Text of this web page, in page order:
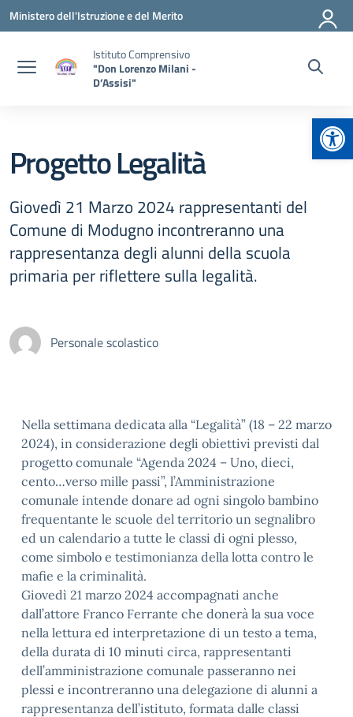
Vai ai contenuti
Vai al menu di navigazione
Vai al footer
Ministero dell'Istruzione e del Merito
Istituto Comprensivo
"Don Lorenzo Milani -
D’Assisi"
Progetto Legalità
Giovedì 21 Marzo 2024 rappresentanti del
Comune di Modugno incontreranno una
rappresentanza degli alunni della scuola
primaria per riflettere sulla legalità.
Personale scolastico
Nella settimana dedicata alla “Legalità” (18 – 22 marzo
2024), in considerazione degli obiettivi previsti dal
progetto comunale “Agenda 2024 – Uno, dieci,
cento…verso mille passi”, l’Amministrazione
comunale intende donare ad ogni singolo bambino
frequentante le scuole del territorio un segnalibro
ed un calendario a tutte le classi di ogni plesso,
come simbolo e testimonianza della lotta contro le
mafie e la criminalità.
Giovedì 21 marzo 2024 accompagnati anche
dall’attore Franco Ferrante che donerà la sua voce
nella lettura ed interpretazione di un testo a tema,
della durata di 10 minuti circa, rappresentanti
dell’amministrazione comunale passeranno nei
plessi e incontreranno una delegazione di alunni a
rappresentanza dell’istituto, formata dalle classi